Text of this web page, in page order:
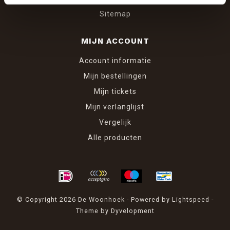
Sitemap
MIJN ACCOUNT
Account informatie
Mijn bestellingen
Mijn tickets
Mijn verlanglijst
Vergelijk
Alle producten
© Copyright 2026 De Woonhoek - Powered by Lightspeed -
Theme by Dyvelopment